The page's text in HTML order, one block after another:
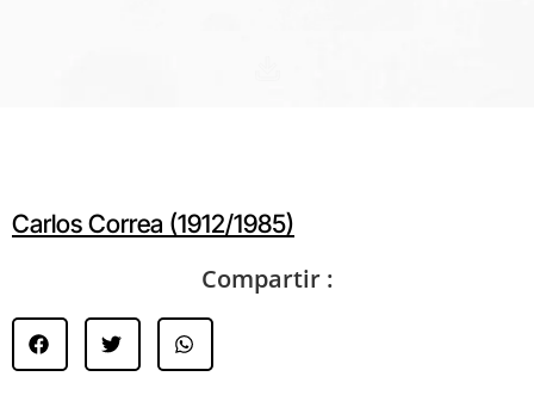
Carlos Correa (1912/1985)
Compartir :